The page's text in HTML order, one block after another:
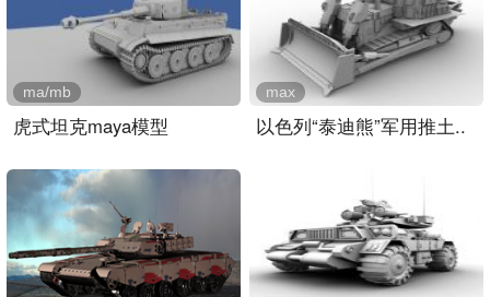
虎式坦克maya模型
ma/mb
以色列“泰迪熊”军用推土..
max